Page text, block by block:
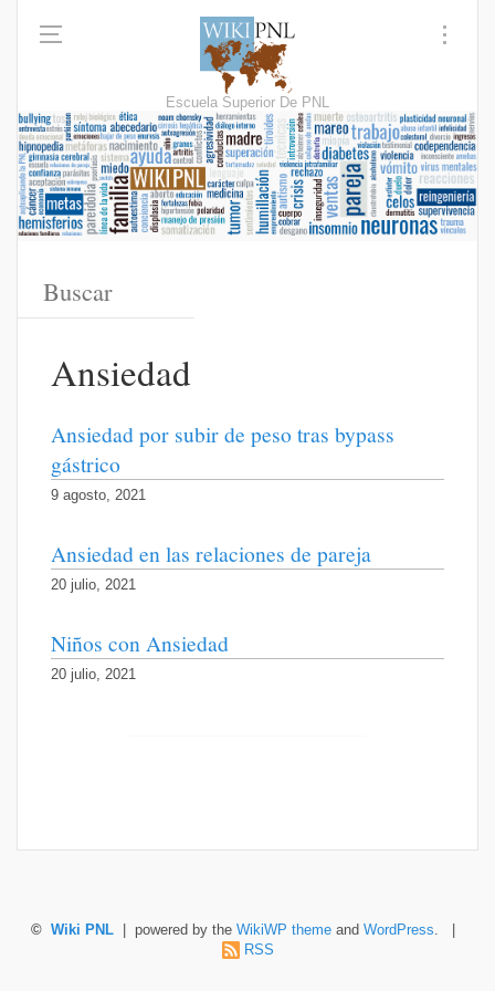
Escuela Superior De PNL
Ansiedad
Ansiedad por subir de peso tras bypass
gástrico
9 agosto, 2021
Ansiedad en las relaciones de pareja
20 julio, 2021
Niños con Ansiedad
20 julio, 2021
© Wiki PNL | powered by the WikiWP theme and WordPress. |
RSS